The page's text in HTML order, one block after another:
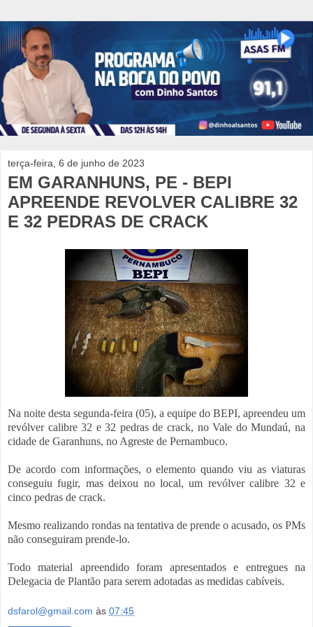
terça-feira, 6 de junho de 2023
EM GARANHUNS, PE - BEPI
APREENDE REVOLVER CALIBRE 32
E 32 PEDRAS DE CRACK
Na noite desta segunda-feira (05), a equipe do BEPI, apreendeu um
revólver calibre 32 e 32 pedras de crack, no Vale do Mundaú, na
cidade de Garanhuns, no Agreste de Pernambuco.
De acordo com informações, o elemento quando viu as viaturas
conseguiu fugir, mas deixou no local, um revólver calibre 32 e
cinco pedras de crack.
Mesmo realizando rondas na tentativa de prende o acusado, os PMs
não conseguiram prende-lo.
Todo material apreendido foram apresentados e entregues na
Delegacia de Plantão para serem adotadas as medidas cabíveis.
dsfarol@gmail.com às 07:45